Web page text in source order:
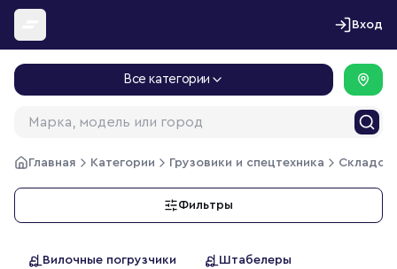
Перейти к содержимому
Вход
Все категории
Главная Категории Грузовики и спецтехника
Фильтры
Вилочные погрузчики Штабелеры